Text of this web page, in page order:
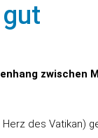
zwischen
des